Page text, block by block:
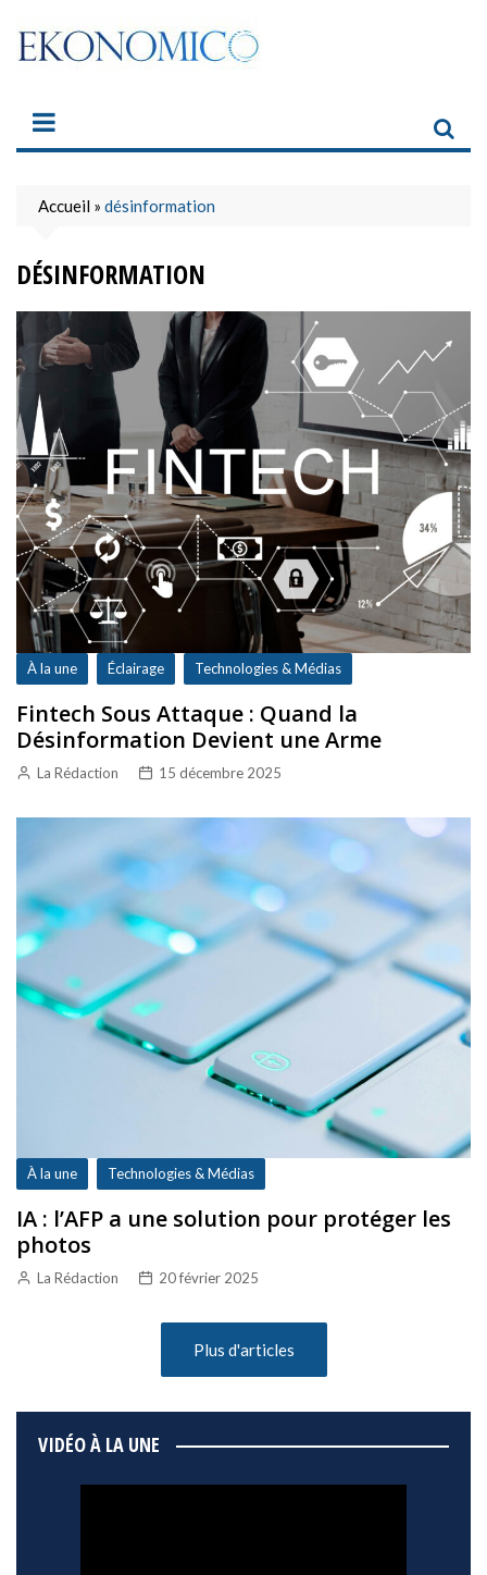
content
Accueil » désinformation
DÉSINFORMATION
À la une Éclairage Technologies & Médias
Fintech Sous Attaque : Quand la
Désinformation Devient une Arme
La Rédaction 15 décembre 2025
À la une Technologies & Médias
IA : l’AFP a une solution pour protéger les
photos
La Rédaction 20 février 2025
Plus d'articles
VIDÉO À LA UNE